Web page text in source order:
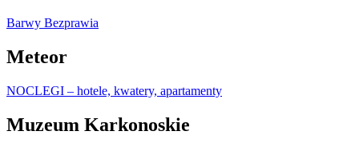
Barwy Bezprawia
Meteor
NOCLEGI – hotele, kwatery, apartamenty
Muzeum Karkonoskie